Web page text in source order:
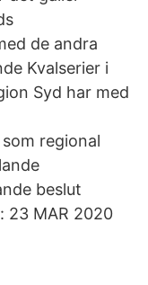
de andra
Kvalserier i
Syd har med
regional
beslut
23 MAR 2020